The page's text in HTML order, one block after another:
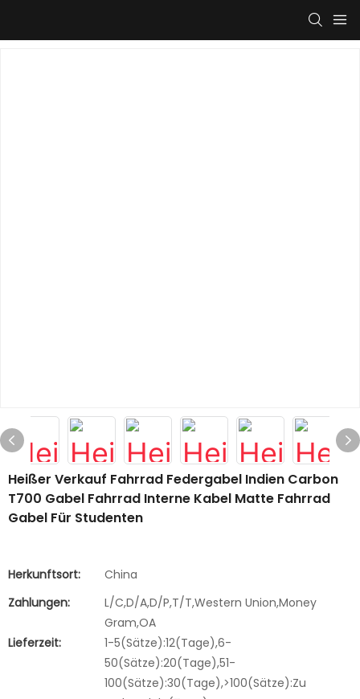
Heißer Verkauf Fahrrad Federgabel Indien Carbon
T700 Gabel Fahrrad Interne Kabel Matte Fahrrad
Gabel Für Studenten
Herkunftsort:
China
Zahlungen:
L/C,D/A,D/P,T/T,Western Union,Money
Gram,OA
Lieferzeit:
1-5(Sätze):12(Tage),6-
50(Sätze):20(Tage),51-
100(Sätze):30(Tage),>100(Sätze):Zu